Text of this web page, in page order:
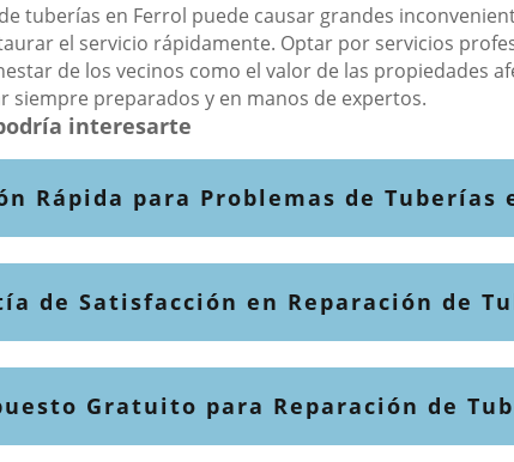
tuberías en Ferrol puede causar grandes
el servicio rápidamente. Optar por servicios
de los vecinos como el valor de las propiedades
siempre preparados y en manos de expertos.
interesarte
Rápida para Problemas de Tuberías
de Satisfacción en Reparación de
Gratuito para Reparación de